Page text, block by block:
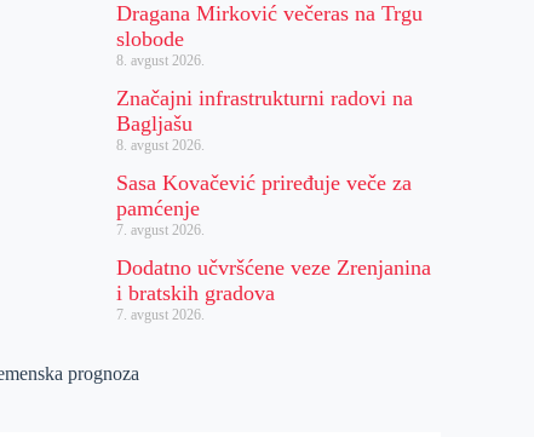
Dragana Mirković večeras na Trgu
slobode
8. avgust 2026.
Značajni infrastrukturni radovi na
Bagljašu
8. avgust 2026.
Sasa Kovačević priređuje veče za
pamćenje
7. avgust 2026.
Dodatno učvršćene veze Zrenjanina
i bratskih gradova
7. avgust 2026.
prognoza